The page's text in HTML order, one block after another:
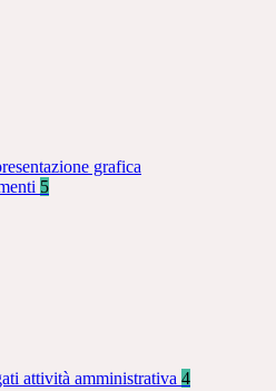
grafica
5
attività amministrativa 4